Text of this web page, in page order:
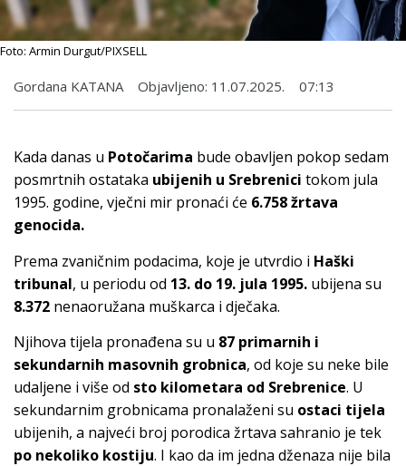
Foto: Armin Durgut/PIXSELL
Gordana KATANA Objavljeno: 11.07.2025. 07:13
Kada danas u Potočarima bude obavljen pokop sedam
posmrtnih ostataka ubijenih u Srebrenici tokom jula
1995. godine, vječni mir pronaći će 6.758 žrtava
genocida.
Prema zvaničnim podacima, koje je utvrdio i Haški
tribunal, u periodu od 13. do 19. jula 1995. ubijena su
8.372 nenaoružana muškarca i dječaka.
Njihova tijela pronađena su u 87 primarnih i
sekundarnih masovnih grobnica, od koje su neke bile
udaljene i više od sto kilometara od Srebrenice. U
sekundarnim grobnicama pronalaženi su ostaci tijela
ubijenih, a najveći broj porodica žrtava sahranio je tek
po nekoliko kostiju. I kao da im jedna dženaza nije bila